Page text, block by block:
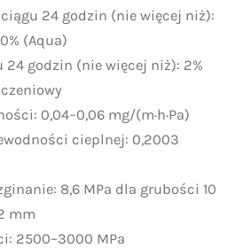
24 godzin (nie więcej niż):
(Aqua)
24 godzin (nie więcej niż): 2%
0,04–0,06 mg/(m·h·Pa)
cieplnej: 0,2003
8,6 MPa dla grubości 10
mm
2500–3000 MPa